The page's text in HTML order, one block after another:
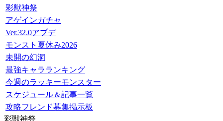
彩獣神祭
アゲインガチャ
Ver.32.0アプデ
モンスト夏休み2026
未開の幻洞
最強キャラランキング
今週のラッキーモンスター
スケジュール＆記事一覧
攻略フレンド募集掲示板
彩獣神祭